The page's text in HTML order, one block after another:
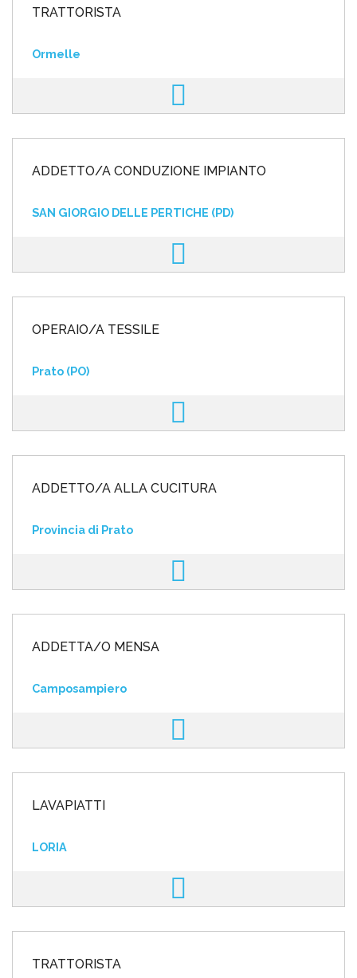
TRATTORISTA
Ormelle
ADDETTO/A CONDUZIONE IMPIANTO
SAN GIORGIO DELLE PERTICHE (PD)
OPERAIO/A TESSILE
Prato (PO)
ADDETTO/A ALLA CUCITURA
Provincia di Prato
ADDETTA/O MENSA
Camposampiero
LAVAPIATTI
LORIA
TRATTORISTA